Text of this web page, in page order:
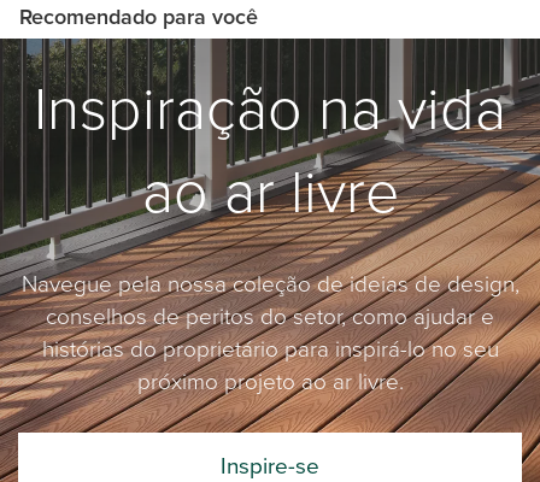
Recomendado para você
Inspiração na vida
ao ar livre
Navegue pela nossa coleção de ideias de design,
conselhos de peritos do setor, como ajudar e
histórias do proprietário para inspirá-lo no seu
próximo projeto ao ar livre.
Inspire-se